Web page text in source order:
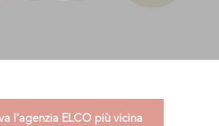
l'agenzia ELCO più vicina